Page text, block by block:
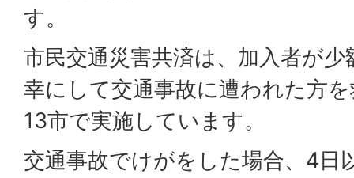
す。
市民交通災害共済は、加入者が
幸にして交通事故に遭われた方
13市で実施しています。
交通事故でけがをした場合、4日